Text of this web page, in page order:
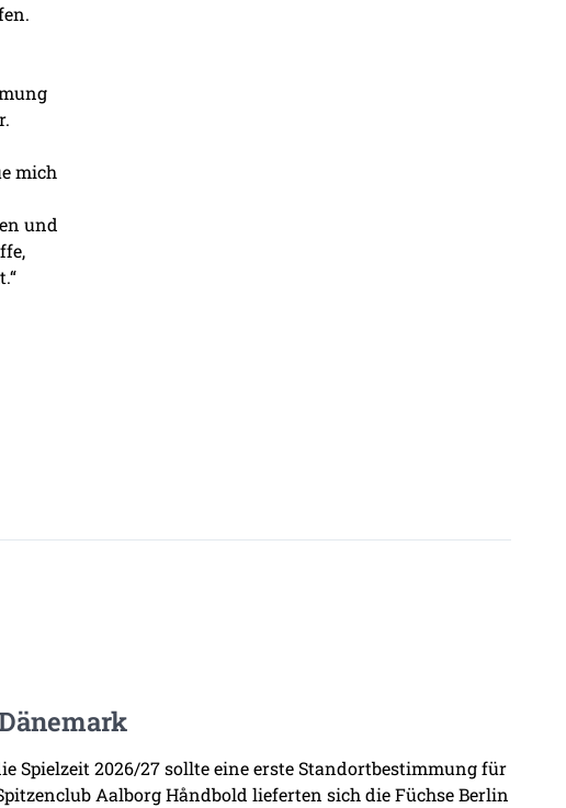
mich
und
Spielzeit 2026/27 sollte eine erste Standortbestimmung für
Aalborg Håndbold lieferten sich die Füchse Berlin